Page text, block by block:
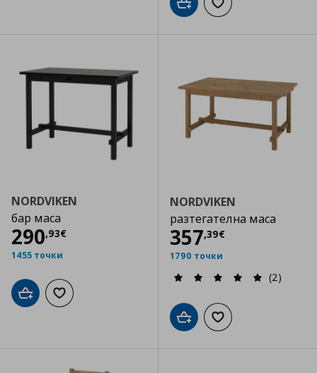
Добави в кошницата
Добави към
NORDVIKEN
бар маса
290,93€
Цена
1455 точки
Добави в кошницата
Добави към списъка с любими
NORDVIKEN
разтегателна маса
357,39€
Цена
1790 точки
(2)
Добави в кошницата
Добави към